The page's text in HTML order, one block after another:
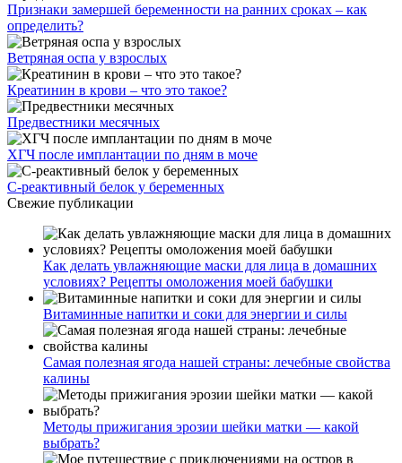
Признаки замершей беременности на ранних сроках – как
определить?
Ветряная оспа у взрослых
Креатинин в крови – что это такое?
Предвестники месячных
ХГЧ после имплантации по дням в моче
С-реактивный белок у беременных
Свежие публикации
Как делать увлажняющие маски для лица в домашних
условиях? Рецепты омоложения моей бабушки
Витаминные напитки и соки для энергии и силы
Самая полезная ягода нашей страны: лечебные свойства
калины
Методы прижигания эрозии шейки матки — какой
выбрать?